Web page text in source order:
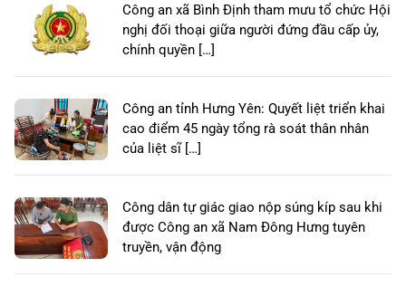
Công an xã Bình Định tham mưu tổ chức Hội
nghị đối thoại giữa người đứng đầu cấp ủy,
chính quyền […]
Công an tỉnh Hưng Yên: Quyết liệt triển khai
cao điểm 45 ngày tổng rà soát thân nhân
của liệt sĩ […]
Công dân tự giác giao nộp súng kíp sau khi
được Công an xã Nam Đông Hưng tuyên
truyền, vận động